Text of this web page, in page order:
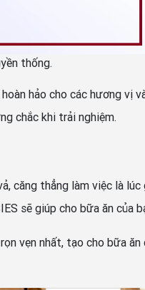
thống.
hảo cho các hương vị
chắc khi trải nghiệm.
thẳng làm việc là lúc
sẽ giúp cho bữa ăn của
vẹn nhất, tạo cho bữa ăn